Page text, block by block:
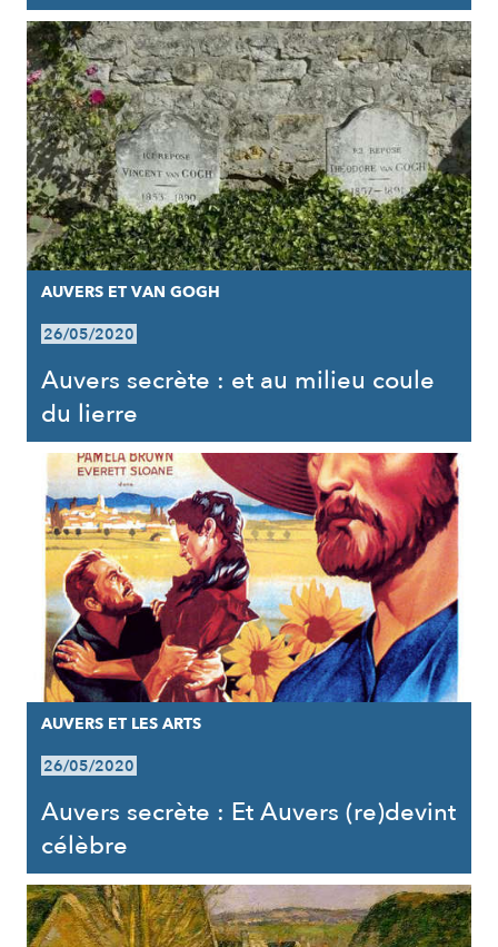
AUVERS ET VAN GOGH
26/05/2020
Auvers secrète : et au milieu coule
du lierre
AUVERS ET LES ARTS
26/05/2020
Auvers secrète : Et Auvers (re)devint
célèbre